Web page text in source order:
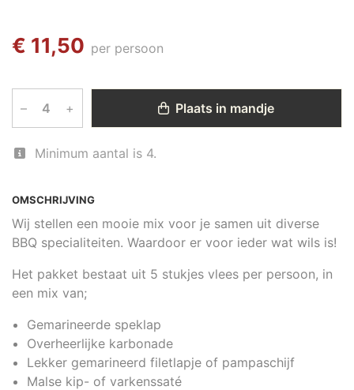
OMSCHRIJVING
Wij stellen een mooie mix voor je samen uit diverse
BBQ specialiteiten. Waardoor er voor ieder wat wils is!
Het pakket bestaat uit 5 stukjes vlees per persoon, in
een mix van;
Gemarineerde speklap
Overheerlijke karbonade
Lekker gemarineerd filetlapje of pampaschijf
Malse kip- of varkenssaté
€ 11,50 per persoon
– + Plaats in mandje
Minimum aantal is 4.